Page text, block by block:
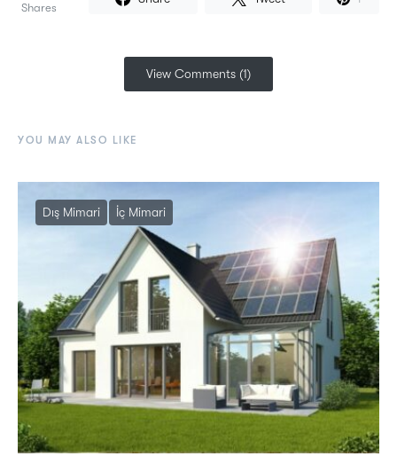
Shares
View Comments (1)
YOU MAY ALSO LIKE
Dış Mimari İç Mimari